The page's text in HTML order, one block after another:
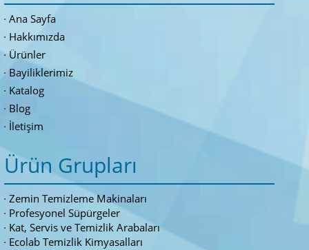
Ana Sayfa
Hakkımızda
Ürünler
Bayiliklerimiz
Katalog
Blog
İletişim
Ürün Grupları
Zemin Temizleme Makinaları
Profesyonel Süpürgeler
Kat, Servis ve Temizlik Arabaları
Ecolab Temizlik Kimyasalları